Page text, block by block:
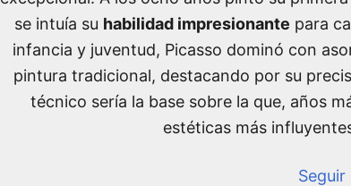
se intuía su habilidad impresionante para
infancia y juventud, Picasso dominó con
pintura tradicional, destacando por su
técnico sería la base sobre la que, años
estéticas más
Seguir